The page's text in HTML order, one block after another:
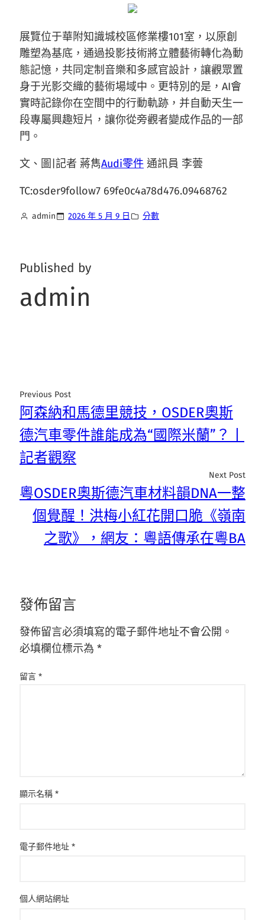
展覽位于華附知識城校區修業樓101室，以原創
雕塑為基底，通過投影技術將立體藝術轉化為動
態記憶，共同定制音樂和多感官設計，讓觀眾置
身于光影交織的藝術場域中。更特別的是，AI會
實時記錄你在空間中的行動軌跡，并自動天生一
段專屬興趣短片，讓你從旁觀者變成作品的一部
門。
文、圖|記者 蔣雋Audi零件 通訊員 李蕓
TC:osder9follow7 69fe0c4a78d476.09468762
admin 2026 年 5 月 9 日 分數
Published by
admin
Previous Post
阿森納和馬德里競技，OSDER奧斯
德汽車零件誰能成為“國際米蘭”？丨
記者觀察
Next Post
粵OSDER奧斯德汽車材料韻DNA一整
個覺醒！洪梅小紅花開口脆《嶺南
之歌》，網友：粵語傳承在粵BA
發佈留言
發佈留言必須填寫的電子郵件地址不會公開。
必填欄位標示為 *
留言 *
顯示名稱 *
電子郵件地址 *
個人網站網址